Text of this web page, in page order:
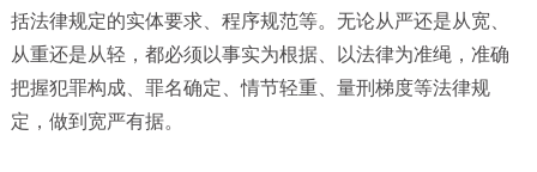
括法律规定的实体要求、程序规范等。无论从严还是从宽、
从重还是从轻，都必须以事实为根据、以法律为准绳，准确
把握犯罪构成、罪名确定、情节轻重、量刑梯度等法律规
定，做到宽严有据。